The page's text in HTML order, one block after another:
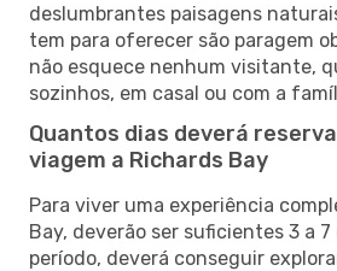
deslumbrantes paisagens
tem para oferecer são paragem
não esquece nenhum visitante,
sozinhos, em casal ou com a
Quantos dias deverá
viagem a Richards Bay
Para viver uma experiência
Bay, deverão ser suficientes 3 a
período, deverá conseguir